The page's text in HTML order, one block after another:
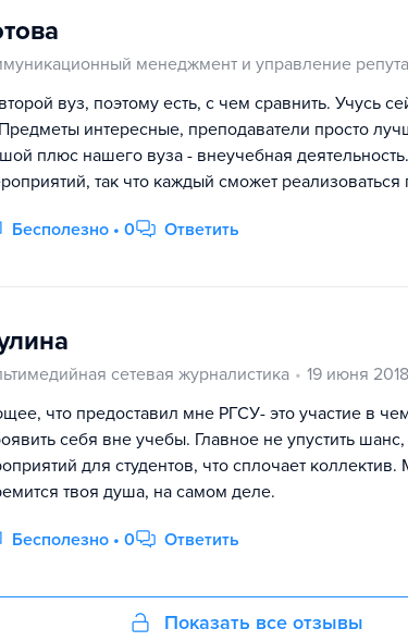
менеджмент и управление
вуз, поэтому есть, с чем сравнить. Учусь
интересные, преподаватели просто
плюс нашего вуза - внеучебная
так что каждый сможет
Бесполезно • 0 Ответить
сетевая журналистика
19 июня 2018
что предоставил мне РГСУ- это участие в
себя вне учебы. Главное не упустить
для студентов, что сплочает
твоя душа, на самом деле.
Бесполезно • 0 Ответить
Показать все отзывы